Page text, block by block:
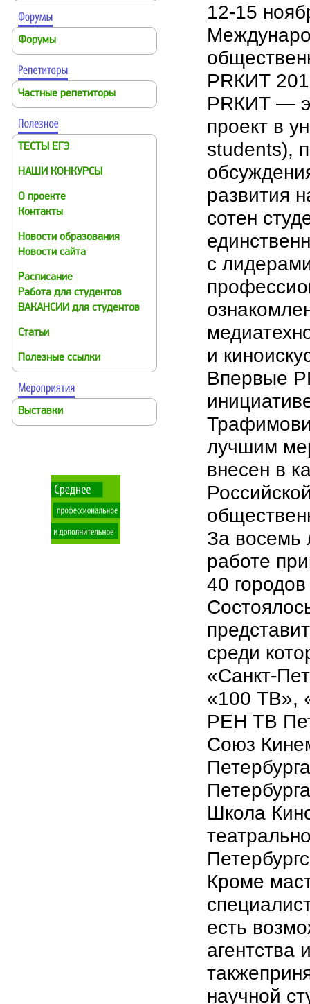
Форумы
Частные репетиторы
ТЕСТЫ ЕГЭ
НАШИ КОНКУРСЫ
О проекте
Контакты
Новости образования
Новости сайта
Расписание
Работа для студентов
ВАКАНСИИ для студентов
Статьи
Полезные ссылки
Выставки
12-15
PRКИТ
PRКИТ —
проект в
students),
развития
сотен
с
и
Впервые
лучшим
внесен в
За восемь
работе
40
среди
«Санкт-
«100 ТВ»,
РЕН ТВ
Союз
Школа
Кроме
есть
агентства
научной